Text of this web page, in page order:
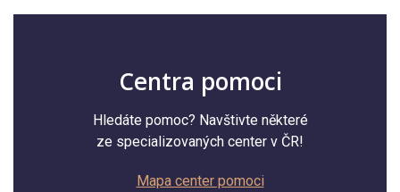
Centra pomoci
Hledáte pomoc? Navštivte některé
ze specializovaných center v ČR!
Mapa center pomoci